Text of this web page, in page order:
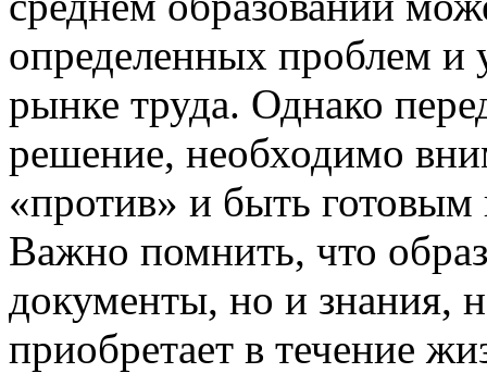
определенных проблем
рынке труда. Однако
решение, необходимо
«против» и быть
Важно помнить, что
документы, но и знания,
приобретает в течение